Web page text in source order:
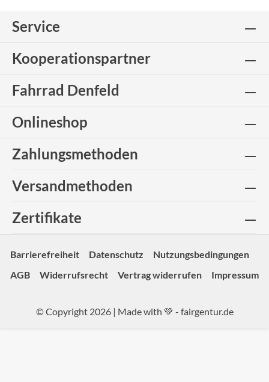
Service
Kooperationspartner
Fahrrad Denfeld
Onlineshop
Zahlungsmethoden
Versandmethoden
Zertifikate
Barrierefreiheit Datenschutz
Nutzungsbedingungen
AGB
Widerrufsrecht Vertrag widerrufen Impressum
© Copyright 2026 | Made with 💚 - fairgentur.de